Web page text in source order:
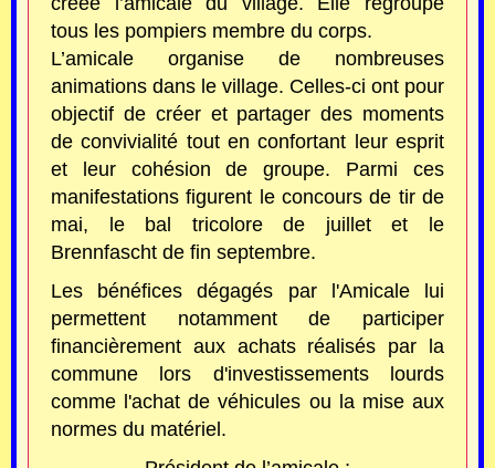
tous les pompiers membre du corps.
L’amicale organise de nombreuses
animations dans le village. Celles-ci ont pour
objectif de créer et partager des moments
de convivialité tout en confortant leur esprit
et leur cohésion de groupe. Parmi ces
manifestations figurent le concours de tir de
mai, le bal tricolore de juillet et le
Brennfascht de fin septembre.
Les bénéfices dégagés par l'Amicale lui
permettent notamment de participer
financièrement aux achats réalisés par la
commune lors d'investissements lourds
comme l'achat de véhicules ou la mise aux
normes du matériel.